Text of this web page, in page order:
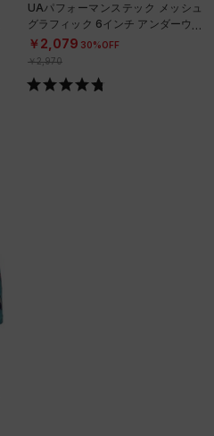
UAパフォーマンステック メッシュ
グラフィック 6インチ アンダーウェ
ア（トレーニング/MEN）
￥2,079 30%OFF
￥2,970